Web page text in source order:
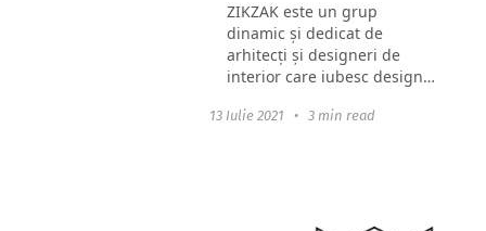
ZIKZAK este un grup
dinamic și dedicat de
arhitecți și designeri de
interior care iubesc designul
Experiența lor și cercetarea
13 Iulie 2021 • 3 min read